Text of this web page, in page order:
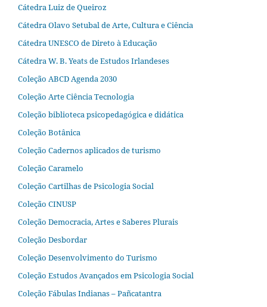
Cátedra Luiz de Queiroz
Cátedra Olavo Setubal de Arte, Cultura e Ciência
Cátedra UNESCO de Direto à Educação
Cátedra W. B. Yeats de Estudos Irlandeses
Coleção ABCD Agenda 2030
Coleção Arte Ciência Tecnologia
Coleção biblioteca psicopedagógica e didática
Coleção Botânica
Coleção Cadernos aplicados de turismo
Coleção Caramelo
Coleção Cartilhas de Psicologia Social
Coleção CINUSP
Coleção Democracia, Artes e Saberes Plurais
Coleção Desbordar
Coleção Desenvolvimento do Turismo
Coleção Estudos Avançados em Psicologia Social
Coleção Fábulas Indianas – Pañcatantra